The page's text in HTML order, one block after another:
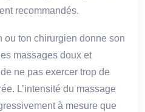
recommandés.
ou ton chirurgien donne son
massages doux et
ne pas exercer trop de
L’intensité du massage
à mesure que